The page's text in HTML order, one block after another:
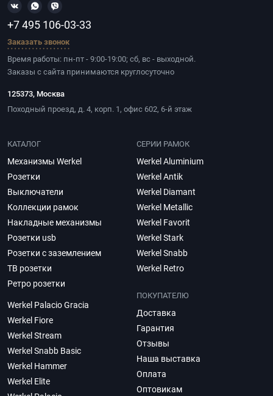
+7 495 106-03-33
Заказать звонок
Время работы: пн-пт - 9:00-19:00; сб, вс - выходной.
Заказы с сайта принимаются круглосуточно
125373, Москва
Походный проезд, д. 4, корп. 1, офис 602, 6-й этаж
КАТАЛОГ
Механизмы Werkel
Розетки
Выключатели
Коллекции рамок
Накладные механизмы
Розетки usb
Розетки с заземлением
ТВ розетки
Ретро розетки
СЕРИИ РАМОК
Werkel Aluminium
Werkel Antik
Werkel Diamant
Werkel Metallic
Werkel Favorit
Werkel Stark
Werkel Snabb
Werkel Retro
Werkel Palacio Gracia
Werkel Fiore
Werkel Stream
Werkel Snabb Basic
Werkel Hammer
Werkel Elite
ПОКУПАТЕЛЮ
Доставка
Гарантия
Отзывы
Наша выставка
Оплата
Оптовикам